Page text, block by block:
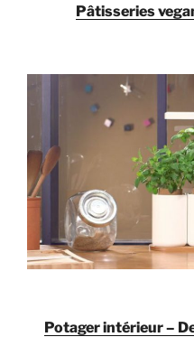
Pâtisseries
Potager intérieur –